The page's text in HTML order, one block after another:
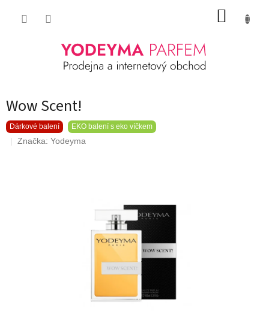
Wow Scent!
Dárkové balení EKO balení s eko víčkem
Značka: Yodeyma